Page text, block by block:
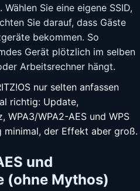
Sie eine eigene SSID,
Sie darauf, dass Gäste
bekommen. So
Gerät plötzlich im selben
Arbeitsrechner hängt.
nur selten anfassen
richtig: Update,
WPA3/WPA2-AES und WPS
minimal, der Effekt aber groß.
und
(ohne Mythos)